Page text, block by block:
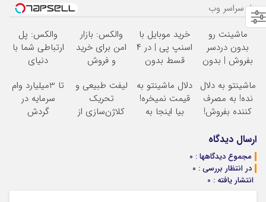
از سراسر وب
ماشینت رو
بدون دردسر
بفروش | بدون
خرید موبایل با
اسنپ پی | در ۴
قسط بدون
والکس: بازار
امن برای خرید
و فروش
دیجیتال
والکس: پل
ارتباطی شما با
دنیای
دیجیتال
ماشینتو به دلال
نده! به مصرف
کننده بفروش!
یک تماس
دلال ماشینتو به
قیمت نمیخره!
بیا اینجا به
لیفت طبیعی و
تحریک
کلاژن‌سازی از
تا 3میلیارد وام
سرمایه در
گردش
ارسال دیدگاه
مجموع دیدگاهها : 0
در انتظار بررسی : 0
انتشار یافته : 0